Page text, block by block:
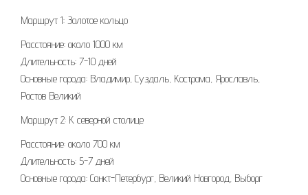
Маршрут 1: Золотое кольцо
Расстояние: около 1000 км
Длительность: 7-10 дней
Основные города: Владимир, Суздаль, Кострома, Ярославль,
Ростов Великий
Маршрут 2: К северной столице
Расстояние: около 700 км
Длительность: 5-7 дней
Основные города: Санкт-Петербург, Великий Новгород, Выборг